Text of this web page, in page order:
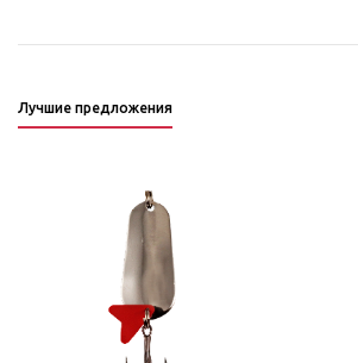
Лучшие предложения